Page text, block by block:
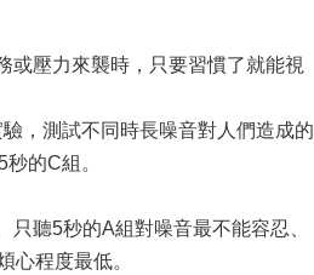
壓力來襲時，只要習慣了就能視
，測試不同時長噪音對人們造成的
的C組。
聽5秒的A組對噪音最不能容忍、
心程度最低。